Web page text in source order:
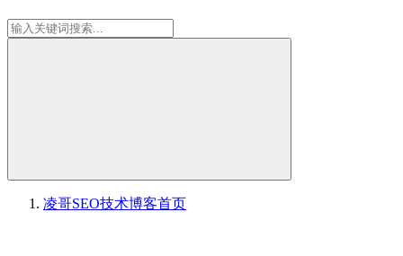
凌哥SEO技术博客首页